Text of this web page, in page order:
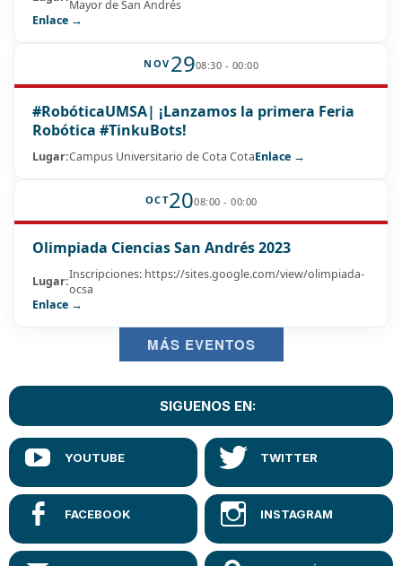
Mayor de San Andrés
Enlace →
NOV 2908:30 - 00:00
#RobóticaUMSA| ¡Lanzamos la primera Feria
Robótica #TinkuBots!
Lugar:Campus Universitario de Cota CotaEnlace →
OCT2008:00 - 00:00
Olimpiada Ciencias San Andrés 2023
Lugar:Inscripciones: https://sites.google.com/view/olimpiada-
ocsa
Enlace →
MÁS EVENTOS
SIGUENOS EN: